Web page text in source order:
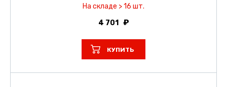
На складе > 16 шт.
4 701
КУПИТЬ